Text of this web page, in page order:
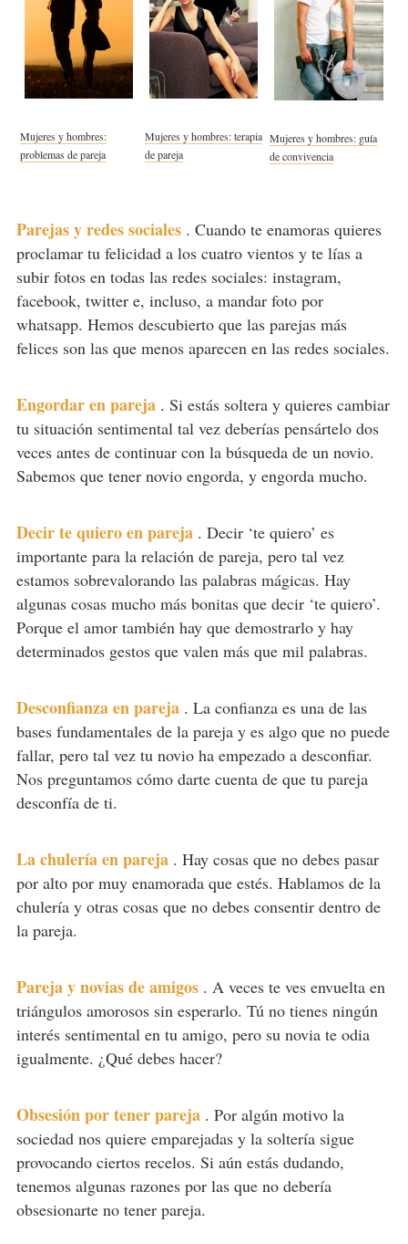
Mujeres y hombres:
problemas de pareja
Mujeres y hombres: terapia
de pareja
Mujeres y hombres: guía
de convivencia
Parejas y redes sociales . Cuando te enamoras quieres
proclamar tu felicidad a los cuatro vientos y te lías a
subir fotos en todas las redes sociales: instagram,
facebook, twitter e, incluso, a mandar foto por
whatsapp. Hemos descubierto que las parejas más
felices son las que menos aparecen en las redes sociales.
Engordar en pareja . Si estás soltera y quieres cambiar
tu situación sentimental tal vez deberías pensártelo dos
veces antes de continuar con la búsqueda de un novio.
Sabemos que tener novio engorda, y engorda mucho.
Decir te quiero en pareja . Decir ‘te quiero’ es
importante para la relación de pareja, pero tal vez
estamos sobrevalorando las palabras mágicas. Hay
algunas cosas mucho más bonitas que decir ‘te quiero’.
Porque el amor también hay que demostrarlo y hay
determinados gestos que valen más que mil palabras.
Desconfianza en pareja . La confianza es una de las
bases fundamentales de la pareja y es algo que no puede
fallar, pero tal vez tu novio ha empezado a desconfiar.
Nos preguntamos cómo darte cuenta de que tu pareja
desconfía de ti.
La chulería en pareja . Hay cosas que no debes pasar
por alto por muy enamorada que estés. Hablamos de la
chulería y otras cosas que no debes consentir dentro de
la pareja.
Pareja y novias de amigos . A veces te ves envuelta en
triángulos amorosos sin esperarlo. Tú no tienes ningún
interés sentimental en tu amigo, pero su novia te odia
igualmente. ¿Qué debes hacer?
Obsesión por tener pareja . Por algún motivo la
sociedad nos quiere emparejadas y la soltería sigue
provocando ciertos recelos. Si aún estás dudando,
tenemos algunas razones por las que no debería
obsesionarte no tener pareja.